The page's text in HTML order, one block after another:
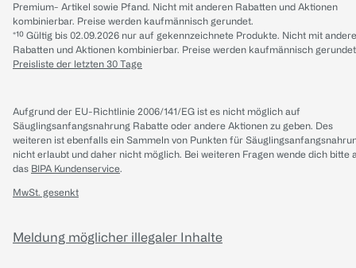
Premium- Artikel sowie Pfand. Nicht mit anderen Rabatten und Aktionen
kombinierbar. Preise werden kaufmännisch gerundet.
*¹⁰ Gültig bis 02.09.2026 nur auf gekennzeichnete Produkte. Nicht mit
Rabatten und Aktionen kombinierbar. Preise werden kaufmännisch
Preisliste der letzten 30 Tage
Aufgrund der EU-Richtlinie 2006/141/EG ist es nicht möglich auf
Säuglingsanfangsnahrung Rabatte oder andere Aktionen zu geben. Des
weiteren ist ebenfalls ein Sammeln von Punkten für
nicht erlaubt und daher nicht möglich. Bei weiteren Fragen wende dich bitte
das BIPA Kundenservice.
MwSt. gesenkt
Meldung möglicher illegaler Inhalte